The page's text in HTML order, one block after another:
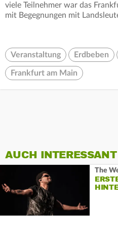
viele Teilnehmer war das
mit Begegnungen mit
Veranstaltung Erdbeben
Frankfurt am Main
AUCH INTERESSANT
The